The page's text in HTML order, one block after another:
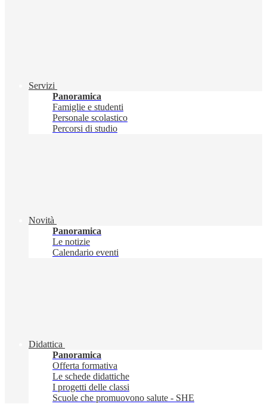
Servizi
Panoramica
Famiglie e studenti
Personale scolastico
Percorsi di studio
Novità
Panoramica
Le notizie
Calendario eventi
Didattica
Panoramica
Offerta formativa
Le schede didattiche
I progetti delle classi
Scuole che promuovono salute - SHE